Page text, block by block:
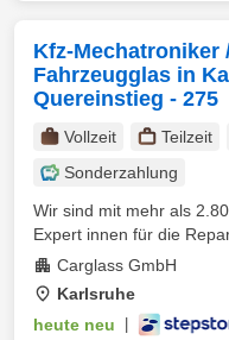
Kfz-Mechatroniker
Fahrzeugglas in
Quereinstieg - 275
Vollzeit Teilzeit
Sonderzahlung
Wir sind mit mehr als
Expert innen für die
Carglass GmbH
Karlsruhe
heute neu